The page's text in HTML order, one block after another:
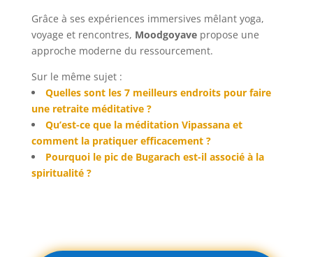
Grâce à ses expériences immersives mêlant yoga,
voyage et rencontres, Moodgoyavepropose une
approche moderne du ressourcement.
Sur le même sujet :
Quelles sont les 7 meilleurs endroits pour faire
une retraite méditative ?
Qu’est-ce que la méditation Vipassana et
comment la pratiquer efficacement ?
Pourquoi le pic de Bugarach est-il associé à la
spiritualité ?